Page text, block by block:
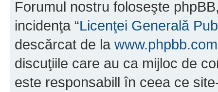
Forumul nostru foloseşte
incidenţa “Licenţei Generală
descărcat de la www.phpbb.com
discuţiile care au ca mijloc de
este responsabill în ceea ce